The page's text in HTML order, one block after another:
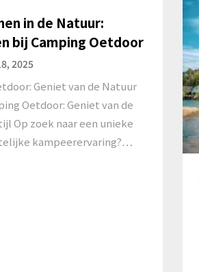
in de Natuur:
bij Camping Oetdoor
2025
Geniet van de Natuur
Oetdoor: Geniet van de
Op zoek naar een unieke
kampeerervaring?…